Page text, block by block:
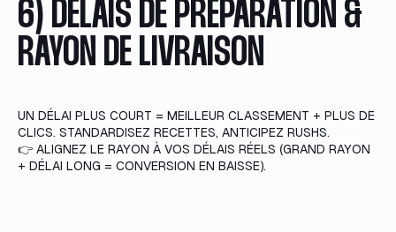
6) DÉLAIS DE PRÉPARATION &
RAYON DE LIVRAISON
UN DÉLAI PLUS COURT = MEILLEUR CLASSEMENT + PLUS DE
CLICS. STANDARDISEZ RECETTES, ANTICIPEZ RUSHS.
👉 ALIGNEZ LE RAYON À VOS DÉLAIS RÉELS (GRAND RAYON
+ DÉLAI LONG = CONVERSION EN BAISSE).